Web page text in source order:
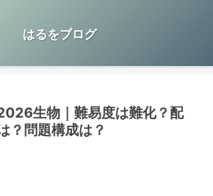
はるをブログ
生物｜難易度は難化？配
？問題構成は？